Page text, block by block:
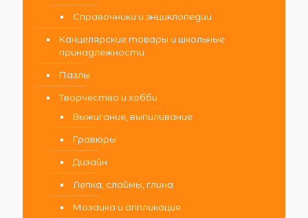
Справочники и энциклопедии
Канцелярские товары и школьные
принадлежности
Пазлы
Творчество и хобби
Выжигание, выпиливание
Гравюры
Дизайн
Лепка, слаймы, глина
Мозаика и аппликация